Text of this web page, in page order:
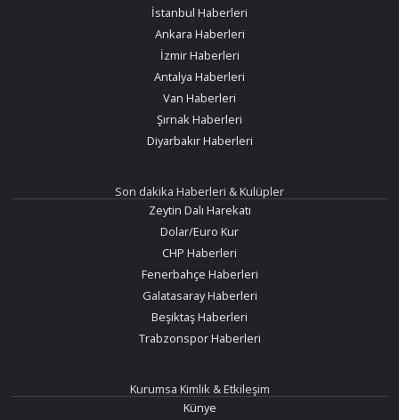
İstanbul Haberleri
Ankara Haberleri
İzmir Haberleri
Antalya Haberleri
Van Haberleri
Şırnak Haberleri
Diyarbakır Haberleri
Son dakika Haberleri & Kulüpler
Zeytin Dalı Harekatı
Dolar/Euro Kur
CHP Haberleri
Fenerbahçe Haberleri
Galatasaray Haberleri
Beşiktaş Haberleri
Trabzonspor Haberleri
Kurumsa Kimlik & Etkileşim
Künye